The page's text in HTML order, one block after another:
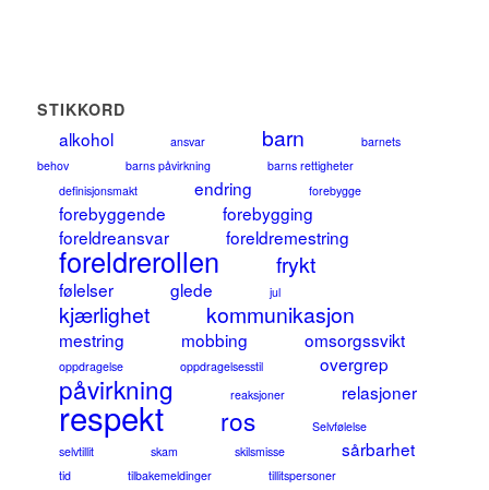
STIKKORD
alkohol ansvar barn
barnets
behov
barns påvirkning
barns rettigheter
definisjonsmakt
endring forebygge
forebyggende
forebygging
foreldreansvar
foreldremestring
foreldrerollen frykt
følelser glede jul
kjærlighet kommunikasjon
mestring mobbing omsorgssvikt
oppdragelse oppdragelsesstil overgrep
påvirkning reaksjoner relasjoner
respekt ros
Selvfølelse
selvtillit
skam skilsmisse sårbarhet
tid tilbakemeldinger tillitspersoner